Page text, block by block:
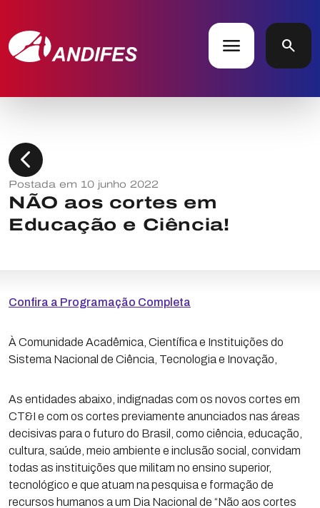
menu search
chevron_left
Postada em 10 junho 2022
NÃO aos cortes em
Educação e Ciência!
Confira a Programação Completa
À Comunidade Acadêmica, Científica e Instituições do
Sistema Nacional de Ciência, Tecnologia e Inovação,
As entidades abaixo, indignadas com os novos cortes em
CT&I e com os cortes previamente anunciados nas áreas
decisivas para o futuro do Brasil, como ciência, educação,
cultura, saúde, meio ambiente e inclusão social, convidam
todas as instituições que militam no ensino superior,
tecnológico e que atuam na pesquisa e formação de
recursos humanos a um Dia Nacional de “Não aos cortes